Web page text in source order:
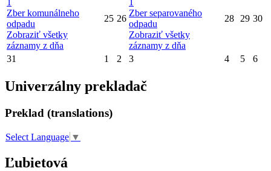
Zber komunálneho
odpadu
Zobraziť všetky
záznamy z dňa
25 26
Zber separovaného
odpadu
Zobraziť všetky
záznamy z dňa
28 29 30
31 1 2 3 4 5 6
Univerzálny prekladač
Preklad (translations)
Select Language ▼
Ľubietová